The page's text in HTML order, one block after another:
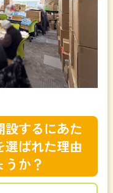
設するにあた
選ばれた理由
か？